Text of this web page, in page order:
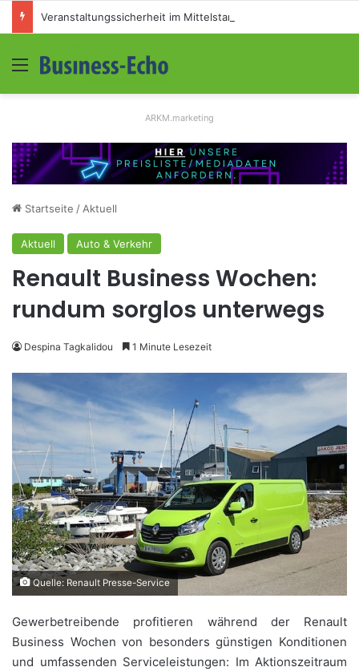
Menü
ARKM.marketing
Startseite / Aktuell
Aktuell Auto & Verkehr
Renault Business Wochen:
rundum sorglos unterwegs
Despina Tagkalidou 1 Minute Lesezeit
Quelle: Renault Presse-Service
Gewerbetreibende profitieren während der Renault
Business Wochen von besonders günstigen Konditionen
und umfassenden Serviceleistungen: Im Aktionszeitraum